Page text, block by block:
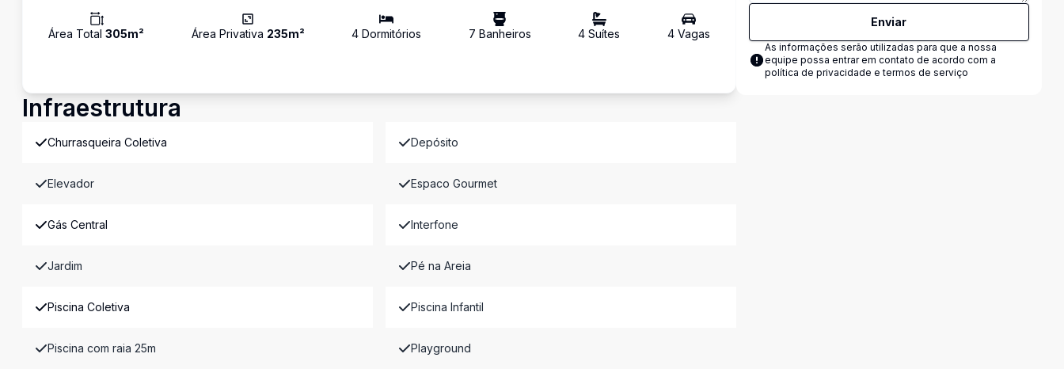
Área Total 305m² Área Privativa 235m² 4 Dormitórios 7 Banheiros 4 Suítes 4Vagas
Infraestrutura
Churrasqueira Coletiva Depósito
Elevador Espaco Gourmet
Gás Central Interfone
Jardim Pé na Areia
Piscina Coletiva Piscina Infantil
Piscina com raia 25m Playground
Enviar
As informações serão utilizadas para que a nossa
equipe possa entrar em contato de acordo com a
política de privacidade e termos de serviço